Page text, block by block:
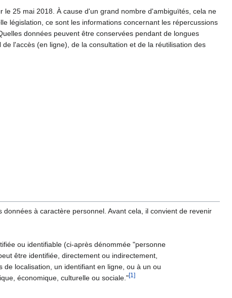
25 mai 2018. À cause d'un grand nombre d'ambiguïtés, cela ne
législation, ce sont les informations concernant les répercussions
données peuvent être conservées pendant de longues
l'accès (en ligne), de la consultation et de la réutilisation des
à caractère personnel. Avant cela, il convient de revenir
ou identifiable (ci-après dénommée "personne
être identifiée, directement ou indirectement,
localisation, un identifiant en ligne, ou à un ou
économique, culturelle ou sociale."[1 ]